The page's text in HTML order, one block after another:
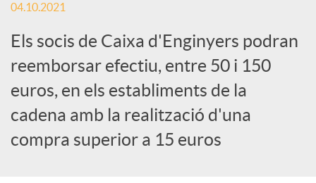
r
d
e
c
04.10.2021
Els socis de Caixa d'Enginyers podran
reemborsar efectiu, entre 50 i 150
euros, en els establiments de la
cadena amb la realització d'una
compra superior a 15 euros